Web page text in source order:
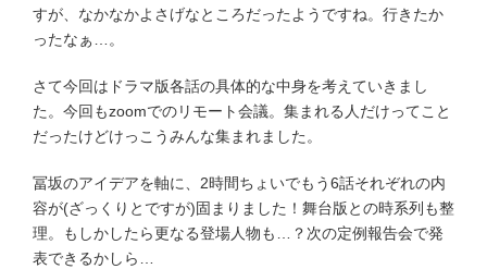
すが、なかなかよさげなところだったようですね。行きたか
ったなぁ…。
さて今回はドラマ版各話の具体的な中身を考えていきまし
た。今回もzoomでのリモート会議。集まれる人だけってこと
だったけどけっこうみんな集まれました。
冨坂のアイデアを軸に、2時間ちょいでもう6話それぞれの内
容が(ざっくりとですが)固まりました！舞台版との時系列も整
理。もしかしたら更なる登場人物も…？次の定例報告会で発
表できるかしら…